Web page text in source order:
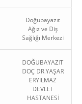
Doğubayazıt
Ağız ve Diş
Sağlığı Merkezi
DOĞUBAYAZIT
DOÇ DR.YAŞAR
ERYILMAZ
DEVLET
HASTANESİ